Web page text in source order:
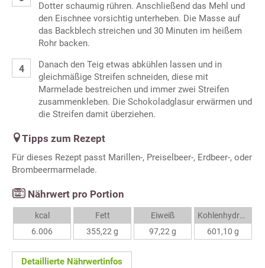
Dotter schaumig rühren. Anschließend das Mehl und
den Eischnee vorsichtig unterheben. Die Masse auf
das Backblech streichen und 30 Minuten im heißem
Rohr backen.
Danach den Teig etwas abkühlen lassen und in
gleichmäßige Streifen schneiden, diese mit
Marmelade bestreichen und immer zwei Streifen
zusammenkleben. Die Schokoladglasur erwärmen und
die Streifen damit überziehen.
Tipps zum Rezept
Für dieses Rezept passt Marillen-, Preiselbeer-, Erdbeer-, oder
Brombeermarmelade.
Nährwert pro Portion
kcal
6.006
Fett
355,22 g
Eiweiß
97,22 g
Kohlenhydrate
601,10 g
Detaillierte Nährwertinfos